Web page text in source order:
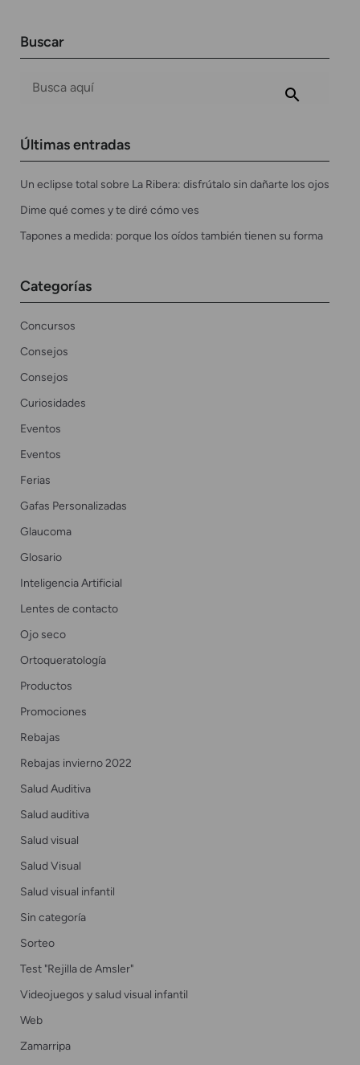
Buscar
Últimas entradas
Un eclipse total sobre La Ribera: disfrútalo sin dañarte los ojos
Dime qué comes y te diré cómo ves
Tapones a medida: porque los oídos también tienen su forma
Categorías
Concursos
Consejos
Consejos
Curiosidades
Eventos
Eventos
Ferias
Gafas Personalizadas
Glaucoma
Glosario
Inteligencia Artificial
Lentes de contacto
Ojo seco
Ortoqueratología
Productos
Promociones
Rebajas
Rebajas invierno 2022
Salud Auditiva
Salud auditiva
Salud visual
Salud Visual
Salud visual infantil
Sin categoría
Sorteo
Test "Rejilla de Amsler"
Videojuegos y salud visual infantil
Web
Zamarripa